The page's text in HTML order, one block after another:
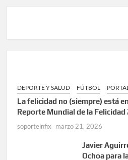
DEPORTE Y SALUD FÚTBOL
La felicidad no (siempre) está
Reporte Mundial de la Felicidad
soporteinfix marzo 21, 2026
Javier
Ochoa para